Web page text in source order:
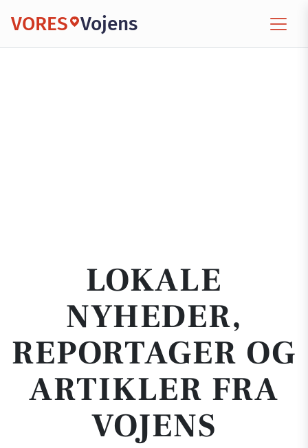
VORES Vojens
LOKALE
NYHEDER,
REPORTAGER OG
ARTIKLER FRA
VOJENS